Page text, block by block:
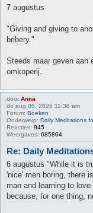
7 augustus
"Giving and giving to
bribery."
Steeds maar geven aan
omkoperij.
door Anna
do aug 06, 2026 11:36 am
Forum: Boeken
Onderwerp: Daily Meditations
Reacties: 945
Weergaves: 685804
Re: Daily
6 augustus "While it is
'nice' men boring, there
man and learning to
because, for one thing,